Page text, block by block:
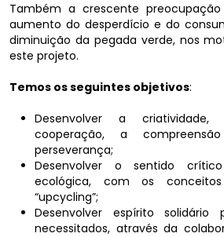
Também a crescente
aumento do desperdício e do
diminuição da pegada verde, nos
este projeto.
Temos os seguintes objetivos:
Desenvolver a
cooperação, a
perseverança;
Desenvolver o sentido
ecológica, com os
“upcycling”;
Desenvolver espírito
necessitados, através da